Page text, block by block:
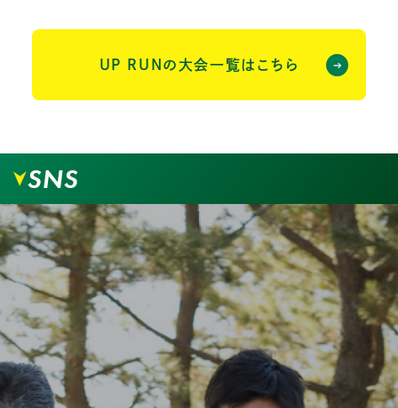
UP RUNの大会一覧はこちら
SNS